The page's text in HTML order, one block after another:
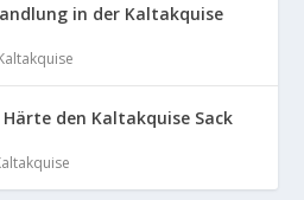
in der Kaltakquise
den Kaltakquise Sack